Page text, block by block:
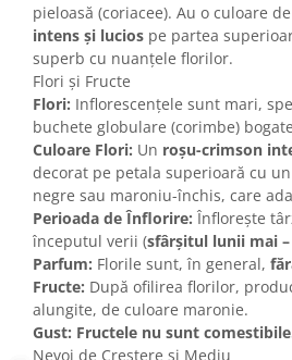
pieloasă (coriacee). Au o culoare
intens și lucios pe partea
superb cu nuanțele florilor.
Flori și Fructe
Flori: Inflorescențele sunt mari,
buchete globulare (corimbe)
Culoare Flori: Un roșu-crimson
decorat pe petala superioară cu
negre sau maroniu-închis, care
Perioada de Înflorire: Înflorește
începutul verii (sfârșitul lunii mai
Parfum: Florile sunt, în general,
Fructe: După ofilirea florilor,
alungite, de culoare maronie.
Gust: Fructele nu sunt
Nevoi de Creștere și Mediu